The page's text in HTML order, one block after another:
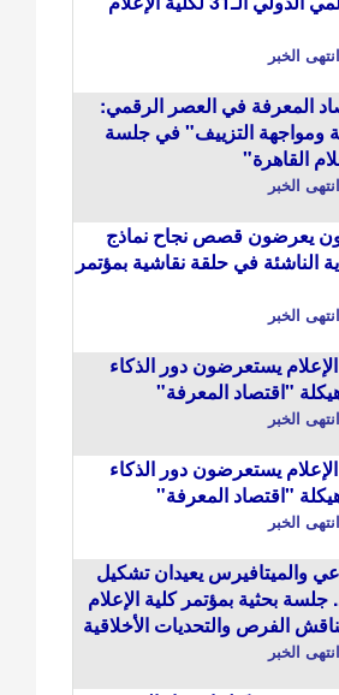
انتهى الخبر
المعرفة في العصر الرقمي:
ومواجهة التزييف" في جلسة
القاهرة"
انتهى الخبر
يعرضون قصص نجاح نماذج
الناشئة في حلقة نقاشية بمؤتمر
انتهى الخبر
يستعرضون دور الذكاء
"اقتصاد المعرفة"
انتهى الخبر
يستعرضون دور الذكاء
"اقتصاد المعرفة"
انتهى الخبر
والميتافيرس يعيدان تشكيل
جلسة بحثية بمؤتمر كلية الإعلام
الفرص والتحديات الأخلاقية
انتهى الخبر